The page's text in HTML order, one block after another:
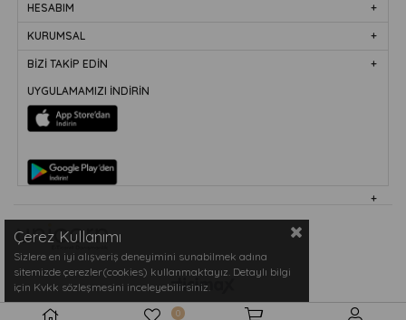
HESABIM
KURUMSAL
BİZİ TAKİP EDİN
UYGULAMAMIZI İNDİRİN
Çerez Kullanımı
Sizlere en iyi alışveriş deneyimini sunabilmek adına
sitemizde çerezler(cookies) kullanmaktayız. Detaylı bilgi
için Kvkk sözleşmesini inceleyebilirsiniz.
0